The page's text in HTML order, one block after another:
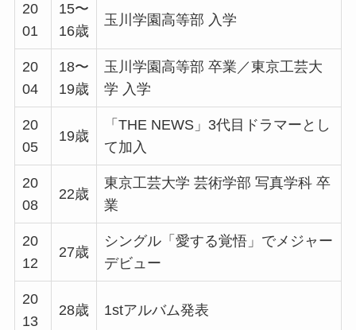
20
01
15〜
16歳
玉川学園高等部 入学
20
04
18〜
19歳
玉川学園高等部 卒業／東京工芸大
学 入学
20
05
19歳
「THE NEWS」3代目ドラマーとし
て加入
20
08
22歳
東京工芸大学 芸術学部 写真学科 卒
業
20
12
27歳
シングル「愛する覚悟」でメジャー
デビュー
20
13
28歳 1stアルバム発表